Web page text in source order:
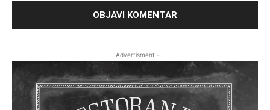
- Advertisment -